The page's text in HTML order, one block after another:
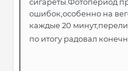
ошибок,особенно на
каждые 20
по итогу радовал